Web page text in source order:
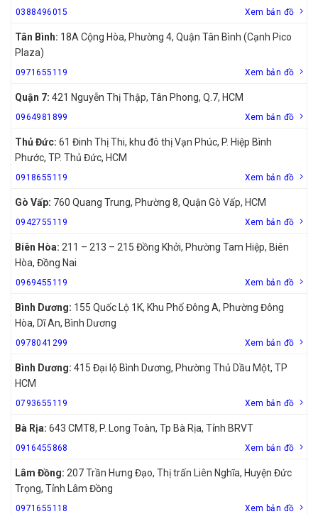
0388496015 Xem bản đồ
Tân Bình: 18A Cộng Hòa, Phường 4, Quận Tân Bình (Cạnh Pico
Plaza)
0971655119 Xem bản đồ
Quận 7: 421 Nguyễn Thị Thập, Tân Phong, Q.7, HCM
0964981899 Xem bản đồ
Thủ Đức: 61 Đinh Thị Thi, khu đô thị Vạn Phúc, P. Hiệp Bình
Phước, TP. Thủ Đức, HCM
0918655119 Xem bản đồ
Gò Vấp: 760 Quang Trung, Phường 8, Quận Gò Vấp, HCM
0942755119 Xem bản đồ
Biên Hòa: 211 – 213 – 215 Đồng Khởi, Phường Tam Hiệp, Biên
Hòa, Đồng Nai
0969455119 Xem bản đồ
Bình Dương: 155 Quốc Lộ 1K, Khu Phố Đông A, Phường Đông
Hòa, Dĩ An, Bình Dương
0978041299 Xem bản đồ
Bình Dương: 415 Đại lộ Bình Dương, Phường Thủ Dầu Một, TP
HCM
0793655119 Xem bản đồ
Bà Rịa: 643 CMT8, P. Long Toàn, Tp Bà Rịa, Tỉnh BRVT
0916455868 Xem bản đồ
Lâm Đồng: 207 Trần Hưng Đạo, Thị trấn Liên Nghĩa, Huyện Đức
Trọng, Tỉnh Lâm Đồng
0971655118 Xem bản đồ